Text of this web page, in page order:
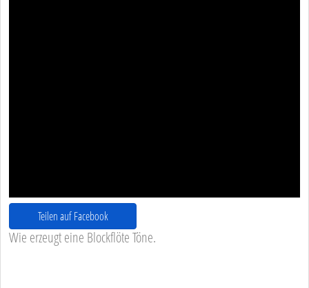
Teilen auf Facebook
Wie erzeugt eine Blockflöte Töne.